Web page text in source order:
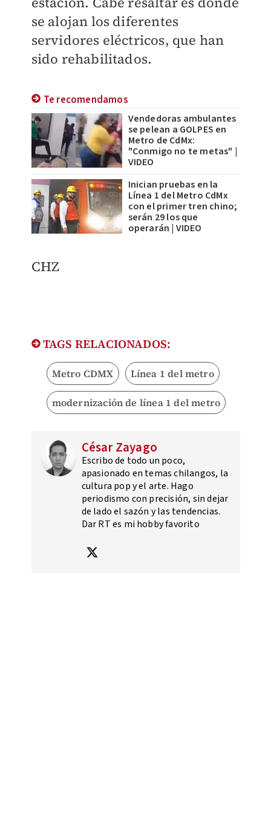
se alojan los diferentes
servidores eléctricos, que han
sido rehabilitados.
Te recomendamos
Vendedoras ambulantes
se pelean a GOLPES en
Metro de CdMx:
"Conmigo no te metas" |
VIDEO
Inician pruebas en la
Línea 1 del Metro CdMx
con el primer tren chino;
serán 29 los que
operarán | VIDEO
CHZ
TAGS RELACIONADOS:
Metro CDMX Línea 1 del metro
modernización de línea 1 del metro
César Zayago
Escribo de todo un poco,
apasionado en temas chilangos, la
cultura pop y el arte. Hago
periodismo con precisión, sin dejar
de lado el sazón y las tendencias.
Dar RT es mi hobby favorito